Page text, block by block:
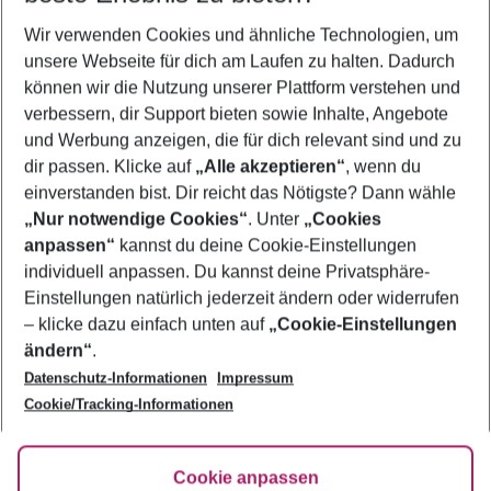
Quicklinks
Städtereisen Dublin
Footer
Footer navigation
Über uns
AGB
Bestpreisgarantie
Cookie-Einstellungen ändern
Cookie-Richtlinie
Agenturbetreuung
Barrierefreies Reisen
HanseMerkur Reiseversicherung
Folge uns
Wir verwenden Cookies und ähnliche Technologien, um
unsere Webseite für dich am Laufen zu halten. Dadurch
können wir die Nutzung unserer Plattform verstehen und
verbessern, dir Support bieten sowie Inhalte, Angebote
und Werbung anzeigen, die für dich relevant sind und zu
dir passen. Klicke auf „Alle akzeptieren“, wenn du
einverstanden bist. Dir reicht das Nötigste? Dann wähle
„Nur notwendige Cookies“. Unter „Cookies
anpassen“ kannst du deine Cookie-Einstellungen
individuell anpassen. Du kannst deine Privatsphäre-
Einstellungen natürlich jederzeit ändern oder widerrufen
– klicke dazu einfach unten auf „Cookie-Einstellungen
ändern“.
Datenschutz-Informationen
Impressum
Cookie/Tracking-Informationen
Cookie anpassen